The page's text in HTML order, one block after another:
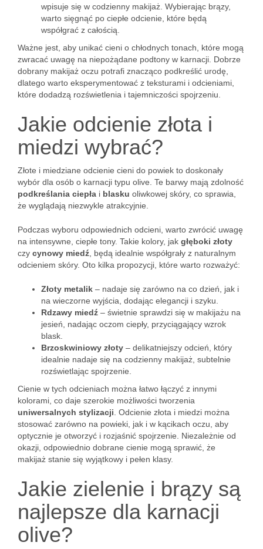
wpisuje się w codzienny makijaż. Wybierając brązy,
warto sięgnąć po ciepłe odcienie, które będą
współgrać z całością.
Ważne jest, aby unikać cieni o chłodnych tonach, które mogą
zwracać uwagę na niepożądane podtony w karnacji. Dobrze
dobrany makijaż oczu potrafi znacząco podkreślić urodę,
dlatego warto eksperymentować z teksturami i odcieniami,
które dodadzą rozświetlenia i tajemniczości spojrzeniu.
Jakie odcienie złota i
miedzi wybrać?
Złote i miedziane odcienie cieni do powiek to doskonały
wybór dla osób o karnacji typu olive. Te barwy mają zdolność
podkreślania ciepła i blasku oliwkowej skóry, co sprawia,
że wyglądają niezwykle atrakcyjnie.
Podczas wyboru odpowiednich odcieni, warto zwrócić uwagę
na intensywne, ciepłe tony. Takie kolory, jak głęboki złoty
czy cynowy miedź , będą idealnie współgrały z naturalnym
odcieniem skóry. Oto kilka propozycji, które warto rozważyć:
Złoty metalik – nadaje się zarówno na co dzień, jak i
na wieczorne wyjścia, dodając elegancji i szyku.
Rdzawy miedź – świetnie sprawdzi się w makijażu na
jesień, nadając oczom ciepły, przyciągający wzrok
blask.
Brzoskwiniowy złoty – delikatniejszy odcień, który
idealnie nadaje się na codzienny makijaż, subtelnie
rozświetlając spojrzenie.
Cienie w tych odcieniach można łatwo łączyć z innymi
kolorami, co daje szerokie możliwości tworzenia
uniwersalnych stylizacji . Odcienie złota i miedzi można
stosować zarówno na powieki, jak i w kącikach oczu, aby
optycznie je otworzyć i rozjaśnić spojrzenie. Niezależnie od
okazji, odpowiednio dobrane cienie mogą sprawić, że
makijaż stanie się wyjątkowy i pełen klasy.
Jakie zielenie i brązy są
najlepsze dla karnacji
olive?